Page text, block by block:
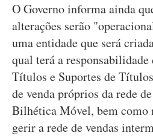
O Governo informa ainda
alterações serão
uma entidade que será
qual terá a
Títulos e Suportes de
de venda próprios da rede
Bilhética Móvel, bem como
gerir a rede de vendas